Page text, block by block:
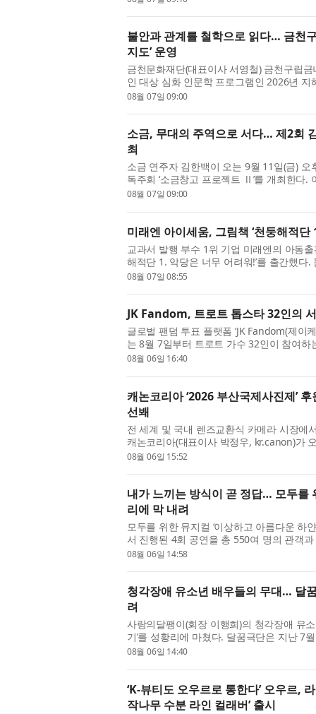
불안과 관계를 철학으로 읽다… 금천
지도’ 운영
금천문화재단(대표이사 서영철) 금천구립
인 대상 심화 인문학 프로그램인 2026년 지
고 밝혔다. ‘지혜학교’는 문화체육관광부가
08월 07일 09:00
소금, 무대의 주역으로 서다… 제2회
최
소금 연주자 김한백이 오는 9월 11일(금)
독주회 ‘소금창고 프로젝트 Ⅱ’를 개최한다
초연으로 선보이며, 위촉 초연 세 편과 개
08월 07일 09:00
미래엔 아이세움, 그림책 ‘천둥해적단
교과서 발행 부수 1위 기업 미래엔의 아동
해적단 1. 악당은 너무 어려워!’를 출간했다.
만 찐빵’ 등 사랑스러운 동물 캐릭터와 계절
08월 07일 08:55
JK Fandom, 트로트 톱스타 32인의
글로벌 팬덤 투표 플랫폼 ‘JK Fandom(제이
는 8월 7일부터 트로트 가수 32인이 참여하
WAR : THE LAST THRONE)’를 개최한다
08월 06일 16:40
캐논코리아 ‘2026 부산국제사진제’
선봬
전 세계 및 국내 렌즈교환식 카메라 시장에
캐논코리아(대표이사 박정우, kr.canon)가
제’의 후원사로 참여해 ‘캐논 미래작가전
08월 06일 15:52
내가 느끼는 방식이 곧 정답… 모두를
리에 막 내려
모두를 위한 뮤지컬 ‘이상하고 아름다운 하
서 진행된 4회 공연을 총 550여 명의 관객
년을 위한 예술지원사업 선정작인 이 작품
08월 06일 14:58
청각장애 유소년 배우들의 무대… 달
려
사랑의달팽이(회장 이행희)의 청각장애 유
기’를 성황리에 마쳤다. 달꿈극단은 지난 7
이지에서 ‘미로와 푸른귀 이야기’를 총 3회
08월 06일 14:40
‘K-뷰티도 오우르로 통한다’ 오우르,
작나무 수분 라인 컬래버’ 출시